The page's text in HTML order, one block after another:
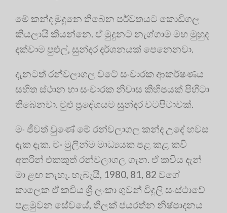
මේ කන්ද මුදුනෙ තිබෙන පර්වතයට කොඩිගල
කියලායි කියන්නෙ. ඒ මුදුනට නැග්ගාම මහ මුහුද
දක්වාම පුළුල්, සුන්දර දර්ශනයක් පෙනෙනවා.
දැනටත් රන්වලාගල වටේ සංචාරක ආකර්ෂණය
සහිත ස්ථාන හා සංචාරක නිවාස කිහිපයක් පිහිටා
තිබෙනවා. මුළු ප්‍රදේශයම සුන්දර වටපිටාවක්.
මං ජීවත් වුණේ මේ රන්වලාගල කන්ද උදේ හවස
දැක දැක. මං මුලින්ම මාධ්‍යයක පළ කළ කවි
අතරින් එකකුත් රන්වලාගල ගැන. ඒ කවිය දැන්
මා ළඟ නැහැ. හැබැයි, 1980, 81, 82 වගේ
කාලෙක ඒ කවිය ශ්‍රී ලංකා ගුවන් විදුලි සංස්ථාවේ
පළමුවන සේවයේ, තිලක් ජයරත්න නිෂ්පාදනය